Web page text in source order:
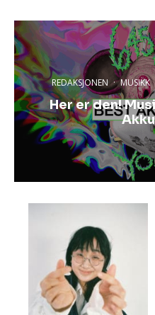
REDAKSJONEN · MUSIKK
Her er den!